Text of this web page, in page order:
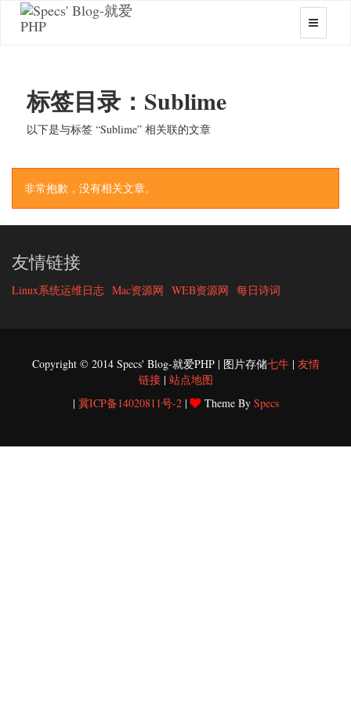
标签目录：Sublime
以下是与标签 “Sublime” 相关联的文章
非常抱歉，没有相关文章。
友情链接
Linux系统运维日志 Mac资源网 WEB资源网 每日诗词
Copyright © 2014 Specs' Blog-就爱PHP | 图片存储七牛| 友情
链接| 站点地图
| 冀ICP备14020811号-2| Theme By Specs